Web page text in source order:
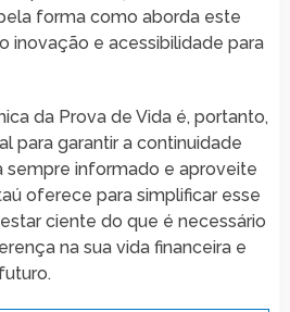
forma como aborda este
inovação e acessibilidade para
da Prova de Vida é, portanto,
para garantir a continuidade
sempre informado e aproveite
oferece para simplificar esse
ciente do que é necessário
na sua vida financeira e